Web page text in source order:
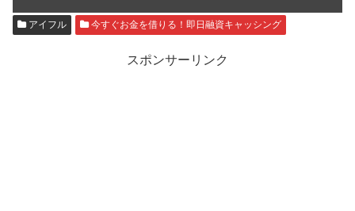
アイフル 今すぐお金を借りる！即日融資キャッシング
スポンサーリンク